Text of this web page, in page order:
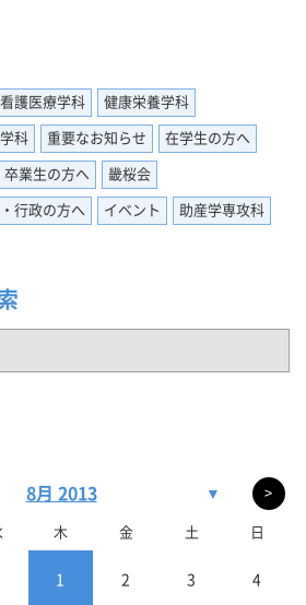
看護医療学科 健康栄養学科
科 重要なお知らせ 在学生の方へ
卒業生の方へ 畿桜会
行政の方へ イベント 助産学専攻科
8月 2013 ▼ >
木 金 土 日
1 2 3 4